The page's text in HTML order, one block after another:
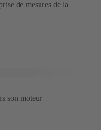
de mesures de la
son moteur